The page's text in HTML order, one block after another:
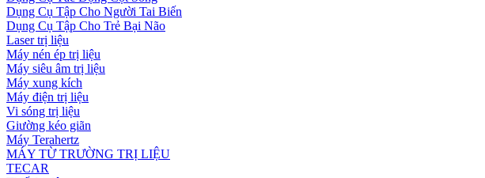
Dụng Cụ Tập Cho Người Tai Biến
Dụng Cụ Tập Cho Trẻ Bại Não
Laser trị liệu
Máy nén ép trị liệu
Máy siêu âm trị liệu
Máy xung kích
Máy điện trị liệu
Vi sóng trị liệu
Giường kéo giãn
Máy Terahertz
MÁY TỪ TRƯỜNG TRỊ LIỆU
TECAR